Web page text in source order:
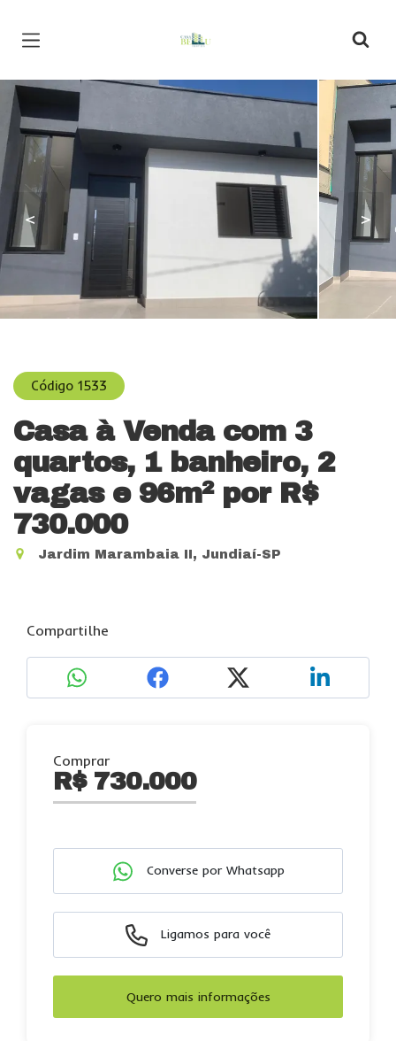
< >
Código 1533
Casa à Venda com 3
quartos, 1 banheiro, 2
vagas e 96m² por R$
730.000
Jardim Marambaia II, Jundiaí-SP
Compartilhe
Comprar
R$ 730.000
Converse por Whatsapp
Ligamos para você
Quero mais informações